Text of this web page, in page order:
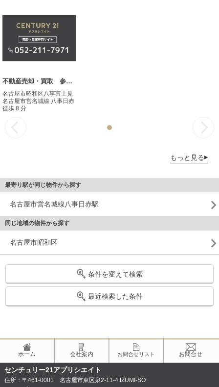
不動産売却・買取 参考事例
名古屋市昭和区八事富士見
名古屋市営名城線 八事日赤
徒歩 8 分
もっと見る
最寄り駅が同じ物件から探す
名古屋市営名城線八事日赤駅
同じ地域の物件から探す
名古屋市昭和区
条件を変えて検索
最近検索した条件
ホーム 会社案内 お問合せリスト お問合せ
センチュリー21アプリシエイト
住所：〒461-0001 名古屋市東区泉2-11-4 IZUMI-SO